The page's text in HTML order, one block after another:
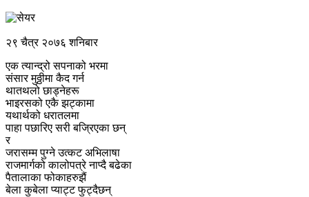
२९ चैत्र २०७६ शनिबार
एक त्यान्द्रो सपनाको भरमा
संसार मुठ्ठीमा कैद गर्न
थातथलो छाड्नेहरू
भाइरसको एकै झट्कामा
यथार्थको धरातलमा
पाहा पछारिए सरी बज्रिएका छन्
र
जरासम्म पुग्‍ने उत्कट अभिलाषा
राजमार्गको कालोपत्रे नाप्दै बढेका
पैतालाका फोकाहरुझैं
बेला कुबेला प्याट्ट फुट्दैछन्